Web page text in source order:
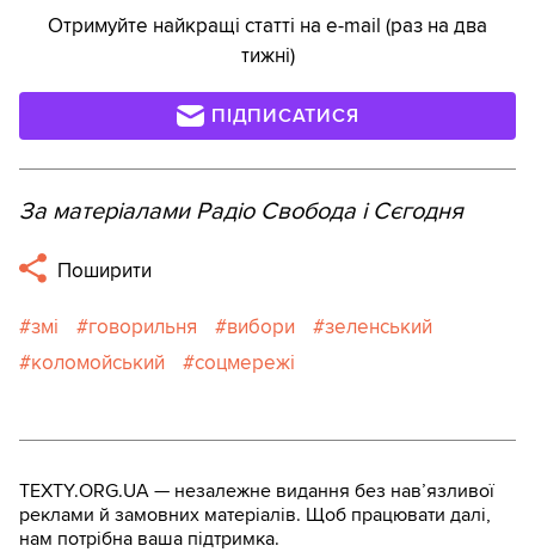
Отримуйте найкращі статті на e-mail (раз на два
тижні)
ПІДПИСАТИСЯ
За матеріалами Радіо Свобода і Сєгодня
Поширити
змі говорильня вибори
зеленський
коломойський
соцмережі
TEXTY.ORG.UA — незалежне видання без навʼязливої
реклами й замовних матеріалів. Щоб працювати далі,
нам потрібна ваша підтримка.